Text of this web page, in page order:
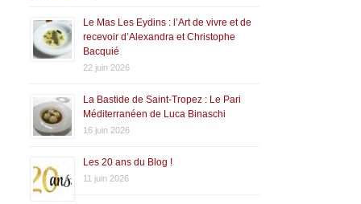
Le Mas Les Eydins : l’Art de vivre et de
recevoir d’Alexandra et Christophe
Bacquié
22 juin 2026
La Bastide de Saint-Tropez : Le Pari
Méditerranéen de Luca Binaschi
16 juin 2026
Les 20 ans du Blog !
11 juin 2026